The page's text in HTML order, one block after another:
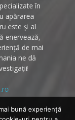
în
apărarea
este și al
enervează,
de mai
ne dă
bună experiență